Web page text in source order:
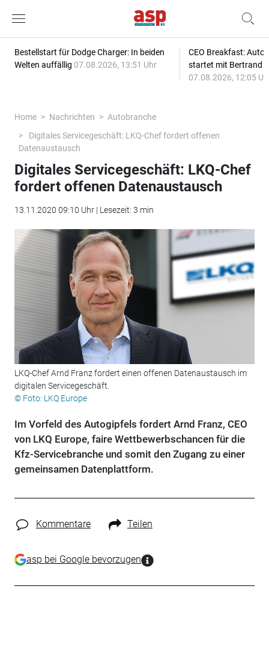
Bestellstart für Dodge Charger: In beiden
Welten auffällig 07.08.2026, 13:51 Uhr
CEO Breakfast:
startet mit Bertrand
07.08.2026, 12:05
Home Nachrichten
Autobranche
Digitales Servicegeschäft: LKQ-Chef fordert offenen
Datenaustausch
Digitales Servicegeschäft: LKQ-Chef
fordert offenen Datenaustausch
13.11.2020 09:10 Uhr | Lesezeit: 3 min
LKQ-Chef Arnd Franz fordert einen offenen Datenaustausch im
digitalen Servicegeschäft.
© Foto: LKQ Europe
Im Vorfeld des Autogipfels fordert Arnd Franz, CEO
von LKQ Europe, faire Wettbewerbschancen für die
Kfz-Servicebranche und somit den Zugang zu einer
gemeinsamen Datenplattform.
Kommentare Teilen
asp bei Google bevorzugen